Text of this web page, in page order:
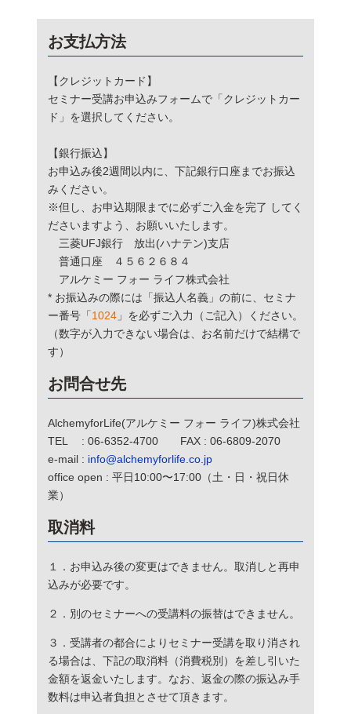
お支払方法
【クレジットカード】
セミナー受講お申込みフォームで「クレジットカー
ド」を選択してください。
【銀行振込】
お申込み後2週間以内に、下記銀行口座までお振込
みください。
※但し、 お申込期限までに必ずご入金を完了 してく
ださいますよう、お願いいたします。
三菱UFJ銀行 放出(ハナテン)支店
普通口座 ４５６２６８４
アルケミー フォー ライフ株式会社
* お振込みの際には「振込人名義」の前に、セミナ
ー番号「 1024」を必ずご入力（ご記入）ください。
（数字が入力できない場合は、お名前だけで結構で
す）
お問合せ先
AlchemyforLife(アルケミー フォー ライフ)株式会社
TEL : 06-6352-4700 FAX : 06-6809-2070
e-mail : info@alchemyforlife.co.jp
office open : 平日10:00〜17:00（土・日・祝日休
業）
取消料
１．お申込み後の変更はできません。取消しと再申
込みが必要です。
２．別のセミナーへの受講料の振替はできません。
３．受講者の都合によりセミナー受講を取り消され
る場合は、下記の取消料（消費税別）を差し引いた
金額を返金いたします。なお、返金の際の振込み手
数料は申込者負担とさせて頂きます。